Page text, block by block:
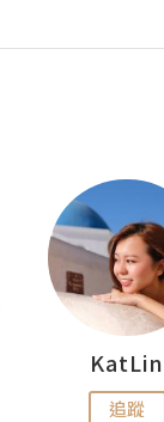
KatLin
追蹤